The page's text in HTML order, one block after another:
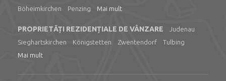
Böheimkirchen
Penzing Mai mult
PROPRIETĂȚI REZIDENȚIALE DE VÂNZARE
Judenau
Sieghartskirchen
Königstetten Zwentendorf
Tulbing
Mai mult